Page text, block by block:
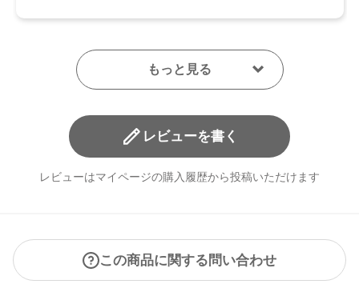
レビューを書く
レビューはマイページの購入履歴から投稿いただけます
この商品に関する問い合わせ